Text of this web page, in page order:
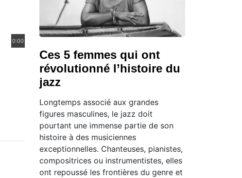
0:00
Ces 5 femmes qui ont
révolutionné l’histoire du
jazz
Longtemps associé aux grandes
figures masculines, le jazz doit
pourtant une immense partie de son
histoire à des musiciennes
exceptionnelles. Chanteuses, pianistes,
compositrices ou instrumentistes, elles
ont repoussé les frontières du genre et